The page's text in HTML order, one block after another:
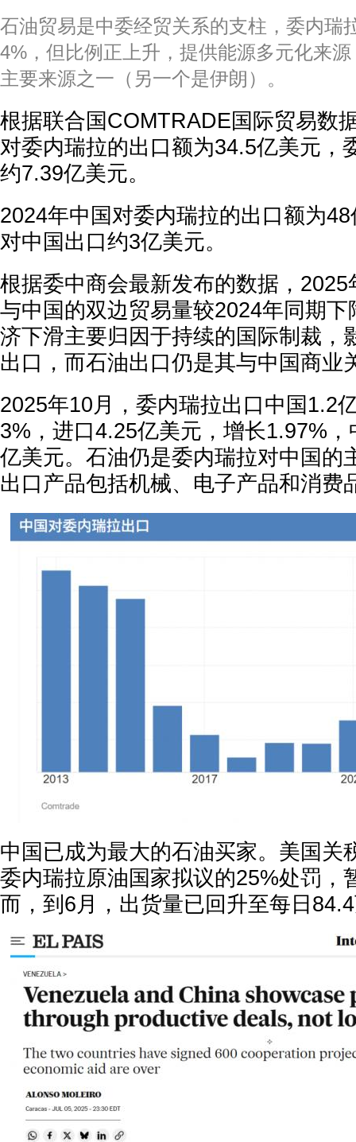
石油贸易是中委经贸关系的支柱，委内瑞
4%，但比例正上升，提供能源多元化来
主要来源之一（另一个是伊朗）。
根据联合国COMTRADE国际贸易数
对委内瑞拉的出口额为34.5亿美元，
约7.39亿美元。
2024年中国对委内瑞拉的出口额为
对中国出口约3亿美元。
根据委中商会最新发布的数据，
与中国的双边贸易量较2024年同期
济下滑主要归因于持续的国际制裁，
出口，而石油出口仍是其与中国商业
2025年10月，委内瑞拉出口中国1.2
3%，进口4.25亿美元，增长1.97%
亿美元。石油仍是委内瑞拉对中国的
出口产品包括机械、电子产品和消费
中国已成为最大的石油买家。美国关
委内瑞拉原油国家拟议的25%处罚，
而，到6月，出货量已回升至每日